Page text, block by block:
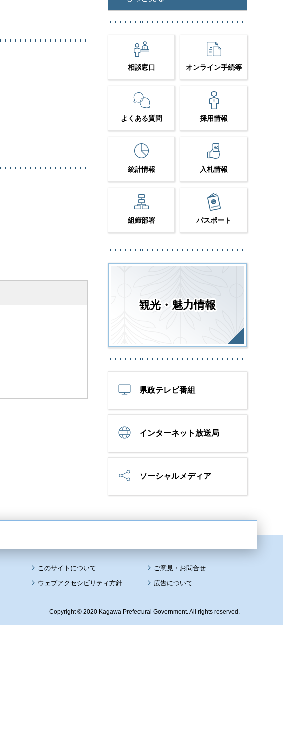
相談窓口 オンライン手続等
よくある質問 採用情報
統計情報 入札情報
組織部署 パスポート
観光・魅力情報
県政テレビ番組
インターネット放送局
ソーシャルメディア
このサイトについて
ウェブアクセシビリティ方針 広告について
Copyright © 2020 Kagawa Prefectural Government. All rights reserved.